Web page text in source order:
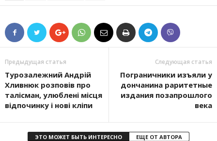
Предыдущая статья
Турозалежний Андрій
Хливнюк розповів про
талісман, улюблені місця
відпочинку і нові кліпи
Следующая статья
Пограничники изъяли у
дончанина раритетные
издания позапрошлого
века
ЭТО МОЖЕТ БЫТЬ ИНТЕРЕСНО ЕЩЕ ОТ АВТОРА